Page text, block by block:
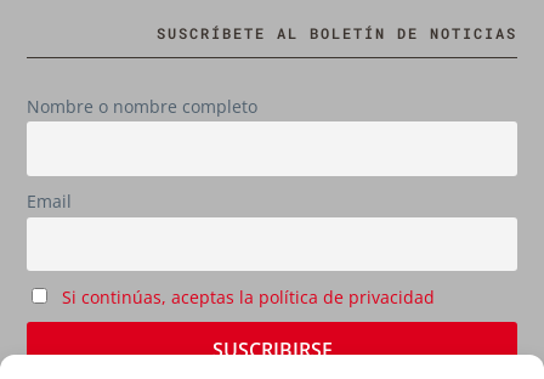
SUSCRÍBETE AL BOLETÍN DE NOTICIAS
Nombre o nombre completo
Email
Si continúas, aceptas la política de privacidad